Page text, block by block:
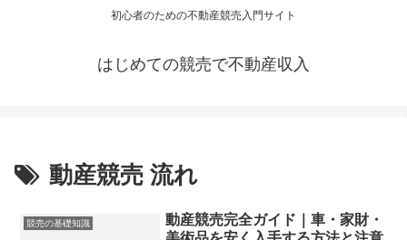
初心者のための不動産競売入門サイト
はじめての競売で不動産収入
動産競売 流れ
競売の基礎知識
動産競売完全ガイド｜車・家財・